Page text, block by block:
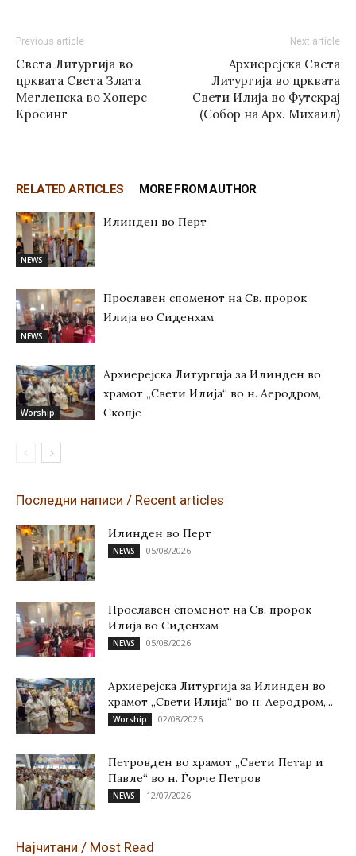
Previous article
Света Литургија во
црквата Света Злата
Мегленска во Хоперс
Кросинг
Next article
Архиерејска Света
Литургија во црквата
Свети Илија во Футскрај
(Собор на Арх. Михаил)
RELATED ARTICLES MORE FROM AUTHOR
NEWS
Илинден во Перт
NEWS
Прославен споменот на Св. пророк
Илија во Сиденхам
Worship
Архиерејска Литургија за Илинден во
храмот „Свети Илија“ во н. Аеродром,
Скопје
Последни написи / Recent articles
Илинден во Перт
NEWS 05/08/2026
Прославен споменот на Св. пророк
Илија во Сиденхам
NEWS 05/08/2026
Архиерејска Литургија за Илинден во
храмот „Свети Илија“ во н. Аеродром,...
Worship 02/08/2026
Петровден во храмот „Свети Петар и
Павле“ во н. Ѓорче Петров
NEWS 12/07/2026
Најчитани / Most Read